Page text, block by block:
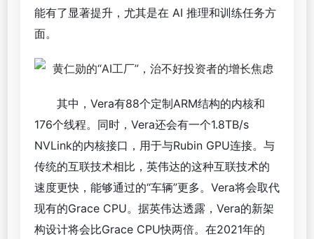
能有了显著提升，尤其是在 AI 推理和训练任务方
面。
其中，Vera有88个定制ARM结构的内核和
176个线程。同时，Vera还会有一个1.8TB/s
NVLink的内核接口，用于与Rubin GPU连接。与
传统的互联技术相比，英伟达的这种互联技术的
速度更快，能够通过的“车辆”更多。Vera将会取代
现有的Grace CPU。据英伟达透露，Vera的新架
构设计将会比Grace CPU快两倍。在2021年的